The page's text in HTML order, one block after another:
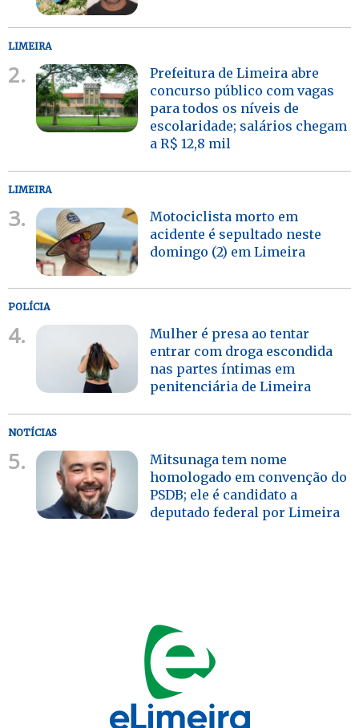
LIMEIRA
2.
Prefeitura de Limeira abre
concurso público com vagas
para todos os níveis de
escolaridade; salários chegam
a R$ 12,8 mil
LIMEIRA
3.
Motociclista morto em
acidente é sepultado neste
domingo (2) em Limeira
POLÍCIA
4.
Mulher é presa ao tentar
entrar com droga escondida
nas partes íntimas em
penitenciária de Limeira
NOTÍCIAS
5.
Mitsunaga tem nome
homologado em convenção do
PSDB; ele é candidato a
deputado federal por Limeira